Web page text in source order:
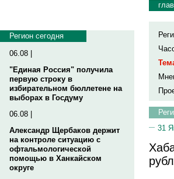
Регион сегодня
06.08 |
"Единая Россия" получила
первую строку в
избирательном бюллетене на
выборах в Госдуму
06.08 |
Александр Щербаков держит
на контроле ситуацию с
офтальмологической
помощью в Ханкайском
округе
31